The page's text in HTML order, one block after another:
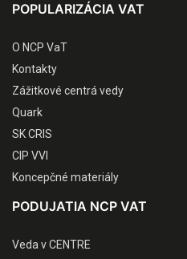
POPULARIZÁCIA VAT
O NCP VaT
Kontakty
Zážitkové centrá vedy
Quark
SK CRIS
CIP VVI
Koncepčné materiály
PODUJATIA NCP VAT
Veda v CENTRE